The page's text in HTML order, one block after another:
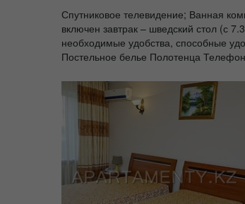
Спутниковое телевидение; Ванная
включен завтрак – шведский стол (с
необходимые удобства, способные
Постельное белье Полотенца